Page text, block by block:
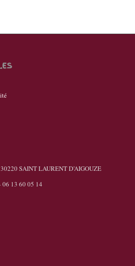
SAINT LAURENT D’AIGOUZE
13 60 05 14